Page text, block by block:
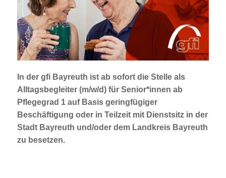
Jobportal
Presse und Medien
bbw e. V.
Karriere
Presse
In der gfi Bayreuth ist ab sofort die Stelle als
Alltagsbegleiter (m/w/d) für Senior*innen ab
Pflegegrad 1 auf Basis geringfügiger
Beschäftigung oder in Teilzeit mit Dienstsitz in der
Stadt Bayreuth und/oder dem Landkreis Bayreuth
zu besetzen.